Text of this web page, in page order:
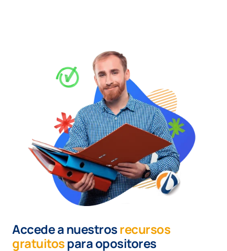
Accede a nuestrosrecursos
gratuitospara opositores